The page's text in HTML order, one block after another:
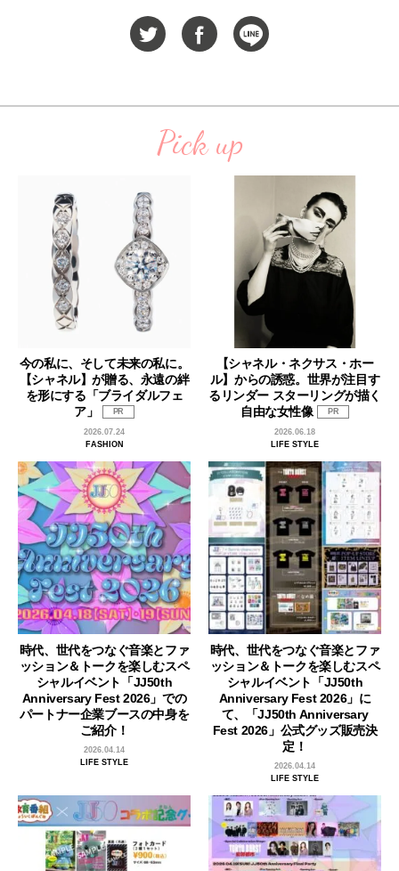
Pick up
今の私に、そして未来の私に。
【シャネル】が贈る、永遠の絆
を形にする「ブライダルフェ
ア」
PR
2026.07.24
FASHION
【シャネル・ネクサス・ホー
ル】からの誘惑。世界が注目す
るリンダー スターリングが描く
自由な女性像
PR
2026.06.18
LIFE STYLE
時代、世代をつなぐ音楽とファ
ッション＆トークを楽しむスペ
シャルイベント「JJ50th
Anniversary Fest 2026」での
パートナー企業ブースの中身を
ご紹介！
2026.04.14
LIFE STYLE
時代、世代をつなぐ音楽とファ
ッション＆トークを楽しむスペ
シャルイベント「JJ50th
Anniversary Fest 2026」に
て、「JJ50th Anniversary
Fest 2026」公式グッズ販売決
定！
2026.04.14
LIFE STYLE